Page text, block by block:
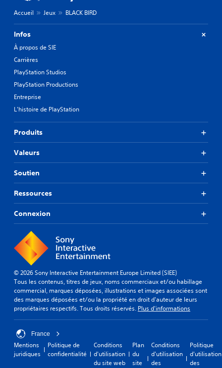
Accueil Jeux BLACK BIRD
Infos
À propos de SIE
Carrières
PlayStation Studios
PlayStation Productions
Entreprise
L'histoire de PlayStation
Produits
Valeurs
Soutien
Ressources
Connexion
© 2026 Sony Interactive Entertainment Europe Limited (SIEE)
Tous les contenus, titres de jeux, noms commerciaux et/ou habillage
commercial, marques déposées, illustrations et images associées sont
des marques déposées et/ou la propriété en droit d'auteur de leurs
propriétaires respectifs. Tous droits réservés. Plus d'informations
France
Mentions
juridiques
Politique de
confidentialité
Conditions
d'utilisation
du site web
Plan
du
site
Conditions
d'utilisation
des
Politique
d'utilisation
des